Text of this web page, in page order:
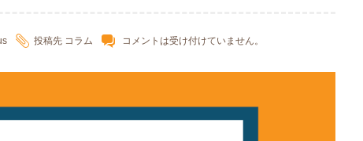
投稿先 コラム コメントは受け付けていません。